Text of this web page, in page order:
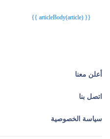
{{ articleBody(article) }}
أعلن معنا
اتصل بنا
سياسة الخصوصية